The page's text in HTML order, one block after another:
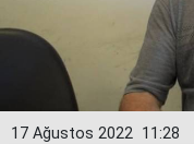
11:28
17 Ağustos 2022